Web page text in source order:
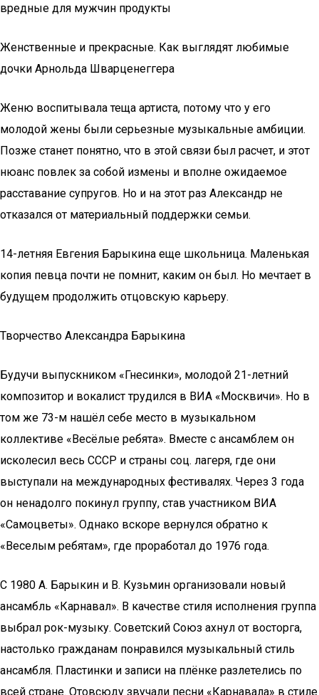
вредные для мужчин продукты
Женственные и прекрасные. Как выглядят любимые
дочки Арнольда Шварценеггера
Женю воспитывала теща артиста, потому что у его
молодой жены были серьезные музыкальные амбиции.
Позже станет понятно, что в этой связи был расчет, и этот
нюанс повлек за собой измены и вполне ожидаемое
расставание супругов. Но и на этот раз Александр не
отказался от материальный поддержки семьи.
14-летняя Евгения Барыкина еще школьница. Маленькая
копия певца почти не помнит, каким он был. Но мечтает в
будущем продолжить отцовскую карьеру.
Творчество Александра Барыкина
Будучи выпускником «Гнесинки», молодой 21-летний
композитор и вокалист трудился в ВИА «Москвичи». Но в
том же 73-м нашёл себе место в музыкальном
коллективе «Весёлые ребята». Вместе с ансамблем он
исколесил весь СССР и страны соц. лагеря, где они
выступали на международных фестивалях. Через 3 года
он ненадолго покинул группу, став участником ВИА
«Самоцветы». Однако вскоре вернулся обратно к
«Веселым ребятам», где проработал до 1976 года.
С 1980 А. Барыкин и В. Кузьмин организовали новый
ансамбль «Карнавал». В качестве стиля исполнения группа
выбрал рок-музыку. Советский Союз ахнул от восторга,
настолько гражданам понравился музыкальный стиль
ансамбля. Пластинки и записи на плёнке разлетелись по
всей стране. Отовсюду звучали песни «Карнавала» в стиле